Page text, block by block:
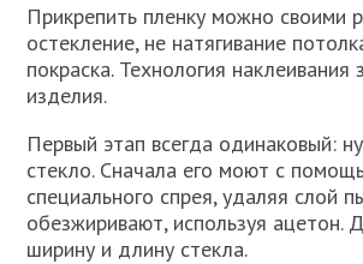
Прикрепить пленку можно своими
остекление, не натягивание
покраска. Технология наклеивания
изделия.
Первый этап всегда одинаковый:
стекло. Сначала его моют с
специального спрея, удаляя слой
обезжиривают, используя ацетон.
ширину и длину стекла.